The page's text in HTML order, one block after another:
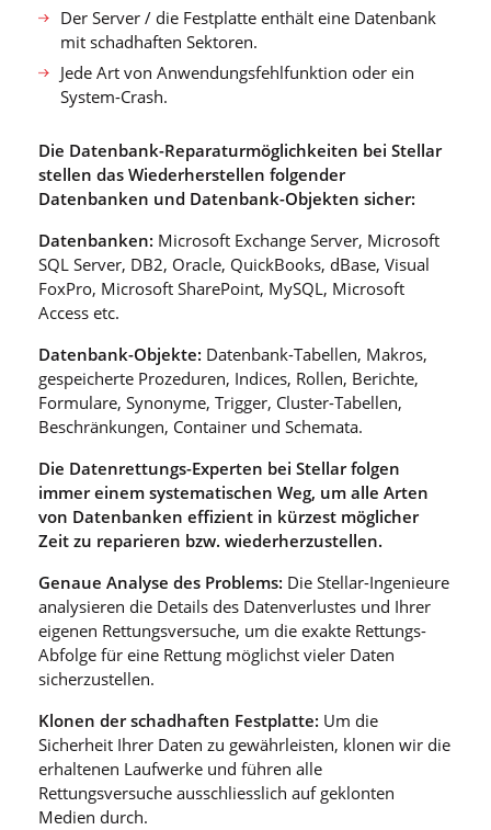
Der Server / die Festplatte enthält eine Datenbank
mit schadhaften Sektoren.
Jede Art von Anwendungsfehlfunktion oder ein
System-Crash.
Die Datenbank-Reparaturmöglichkeiten bei Stellar
stellen das Wiederherstellen folgender
Datenbanken und Datenbank-Objekten sicher:
Datenbanken: Microsoft Exchange Server, Microsoft
SQL Server, DB2, Oracle, QuickBooks, dBase, Visual
FoxPro, Microsoft SharePoint, MySQL, Microsoft
Access etc.
Datenbank-Objekte: Datenbank-Tabellen, Makros,
gespeicherte Prozeduren, Indices, Rollen, Berichte,
Formulare, Synonyme, Trigger, Cluster-Tabellen,
Beschränkungen, Container und Schemata.
Die Datenrettungs-Experten bei Stellar folgen
immer einem systematischen Weg, um alle Arten
von Datenbanken effizient in kürzest möglicher
Zeit zu reparieren bzw. wiederherzustellen.
Genaue Analyse des Problems: Die Stellar-Ingenieure
analysieren die Details des Datenverlustes und Ihrer
eigenen Rettungsversuche, um die exakte Rettungs-
Abfolge für eine Rettung möglichst vieler Daten
sicherzustellen.
Klonen der schadhaften Festplatte: Um die
Sicherheit Ihrer Daten zu gewährleisten, klonen wir die
erhaltenen Laufwerke und führen alle
Rettungsversuche ausschliesslich auf geklonten
Medien durch.